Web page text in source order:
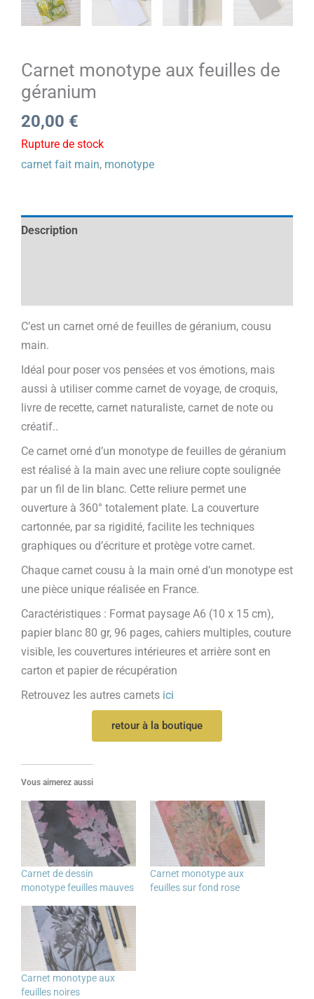
Carnet monotype aux feuilles de
géranium
20,00 €
Rupture de stock
carnet fait main, monotype
Description
C’est un carnet orné de feuilles de géranium, cousu
main.
Idéal pour poser vos pensées et vos émotions, mais
aussi à utiliser comme carnet de voyage, de croquis,
livre de recette, carnet naturaliste, carnet de note ou
créatif..
Ce carnet orné d’un monotype de feuilles de géranium
est réalisé à la main avec une reliure copte soulignée
par un fil de lin blanc. Cette reliure permet une
ouverture à 360° totalement plate. La couverture
cartonnée, par sa rigidité, facilite les techniques
graphiques ou d’écriture et protège votre carnet.
Chaque carnet cousu à la main orné d’un monotype est
une pièce unique réalisée en France.
Caractéristiques : Format paysage A6 (10 x 15 cm),
papier blanc 80 gr, 96 pages, cahiers multiples, couture
visible, les couvertures intérieures et arrière sont en
carton et papier de récupération
Retrouvez les autres carnets ici
retour à la boutique
Vous aimerez aussi
Carnet de dessin
monotype feuilles mauves
Carnet monotype aux
feuilles sur fond rose
Carnet monotype aux
feuilles noires